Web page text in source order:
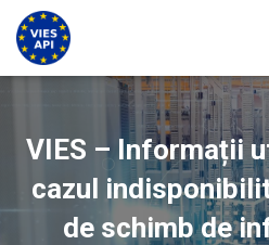
VIES – Informații
cazul
de schimb de